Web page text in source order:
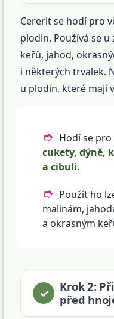
Cererit se hodí pro
plodin. Používá se
keřů, jahod,
i některých trvalek.
u plodin, které mají
Hodí se pro
cukety, dýně,
a cibuli.
Použít ho
malinám,
a okrasným
Krok 2:
před